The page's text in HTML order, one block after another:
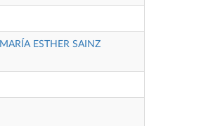
MARÍA ESTHER SAINZ